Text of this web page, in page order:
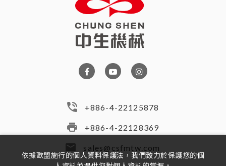
+886-4-22125878
+886-4-22128369
sales@csfmtw.com
依據歐盟施行的個人資料保護法，我們致力於保護您的個